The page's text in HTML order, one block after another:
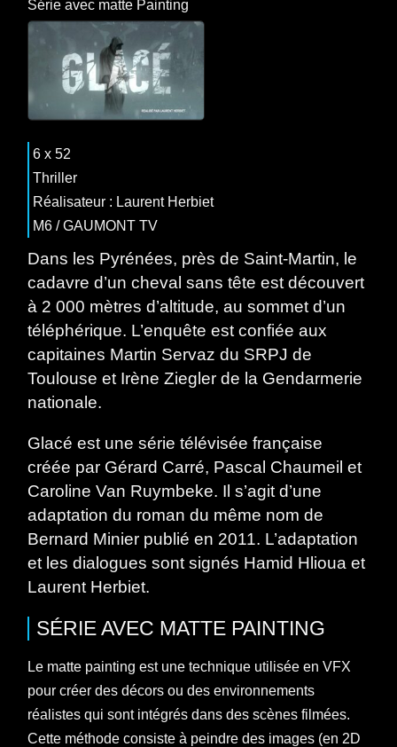
Série avec matte Painting
6 x 52
Thriller
Réalisateur : Laurent Herbiet
M6 / GAUMONT TV
Dans les Pyrénées, près de Saint-Martin, le
cadavre d’un cheval sans tête est découvert
à 2 000 mètres d’altitude, au sommet d’un
téléphérique. L’enquête est confiée aux
capitaines Martin Servaz du SRPJ de
Toulouse et Irène Ziegler de la Gendarmerie
nationale.
Glacé est une série télévisée française
créée par Gérard Carré, Pascal Chaumeil et
Caroline Van Ruymbeke. Il s’agit d’une
adaptation du roman du même nom de
Bernard Minier publié en 2011. L’adaptation
et les dialogues sont signés Hamid Hlioua et
Laurent Herbiet.
SÉRIEAVEC MATTE PAINTING
Le matte painting est une technique utilisée en VFX
pour créer des décors ou des environnements
réalistes qui sont intégrés dans des scènes filmées.
Cette méthode consiste à peindre des images (en 2D